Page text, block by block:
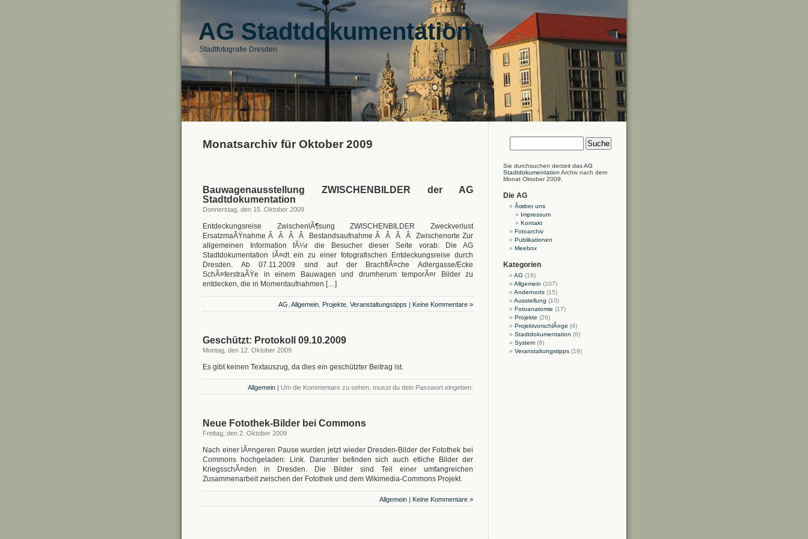
AG Stadtdokumentation
Stadtfotografie Dresden
Monatsarchiv für Oktober 2009
Bauwagenausstellung ZWISCHENBILDER der AG
Stadtdokumentation
Donnerstag, den 15. Oktober 2009
Entdeckungsreise ZwischenlÃ¶sung ZWISCHENBILDER Zweckverlust
ErsatzmaÃŸnahme Â Â Â Â Bestandsaufnahme Â Â Â Â Zwischenorte Zur
allgemeinen Information fÃ¼r die Besucher dieser Seite vorab: Die AG
Stadtdokumentation lÃ¤dt ein zu einer fotografischen Entdeckungsreise durch
Dresden. Ab 07.11.2009 sind auf der BrachflÃ¤che Adlergasse/Ecke
SchÃ¤ferstraÃŸe in einem Bauwagen und drumherum temporÃ¤r Bilder zu
entdecken, die in Momentaufnahmen […]
AG Allgemein Projekte Veranstaltungstipps | Keine Kommentare »
Geschützt: Protokoll 09.10.2009
Montag, den 12. Oktober 2009
Es gibt keinen Textauszug, da dies ein geschützter Beitrag ist.
Allgemein | Um die Kommentare zu sehen, musst du dein Passwort eingeben.
Neue Fotothek-Bilder bei Commons
Freitag, den 2. Oktober 2009
Nach einer lÃ¤ngeren Pause wurden jetzt wieder Dresden-Bilder der Fotothek bei
Commons hochgeladen: Link. Darunter befinden sich auch etliche Bilder der
KriegsschÃ¤den in Dresden. Die Bilder sind Teil einer umfangreichen
Zusammenarbeit zwischen der Fotothek und dem Wikimedia-Commons Projekt.
Allgemein | Keine Kommentare »
Sie durchsuchen derzeit dasAG
Stadtdokumentation Archiv nach dem
Monat Oktober 2009.
Die AG
Ãœber uns
Impressum
Kontakt
Fotoarchiv
Publikationen
Meebox
Kategorien
AG (16)
Allgemein (107)
Andernorts (15)
Ausstellung (10)
Fotoanatomie (17)
Projekte (26)
ProjektvorschlÃ¤ge (4)
Stadtdokumentation (6)
System (9)
Veranstaltungstipps (19)